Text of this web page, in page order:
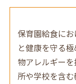
保育園給食に
と健康を守る
物アレルギー
所や学校を含